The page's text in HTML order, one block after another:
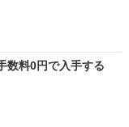
数料0円で入手する